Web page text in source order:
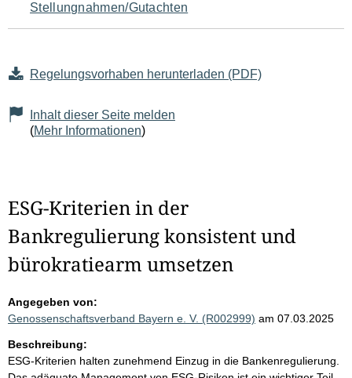
Stellungnahmen/Gutachten
Regelungsvorhaben herunterladen (PDF)
Inhalt dieser Seite melden
(Mehr Informationen)
ESG-Kriterien in der
Bankregulierung konsistent und
bürokratiearm umsetzen
Angegeben von:
Genossenschaftsverband Bayern e. V. (R002999) am 07.03.2025
Beschreibung:
ESG-Kriterien halten zunehmend Einzug in die Bankenregulierung.